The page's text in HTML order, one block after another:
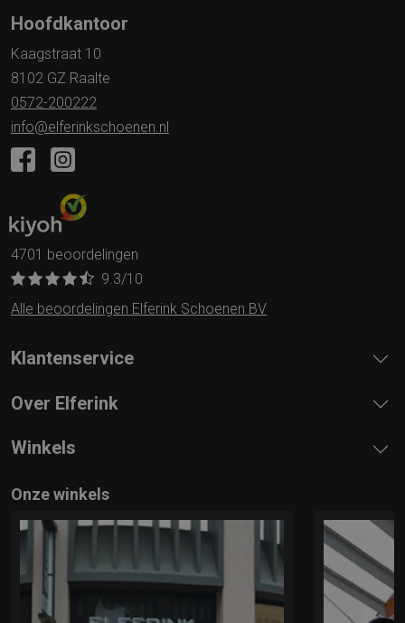
Hoofdkantoor
Kaagstraat 10
8102 GZ Raalte
0572-200222
info@elferinkschoenen.nl
4701 beoordelingen
9.3/10
Alle beoordelingen Elferink Schoenen BV
Klantenservice
Over Elferink
Winkels
Onze winkels